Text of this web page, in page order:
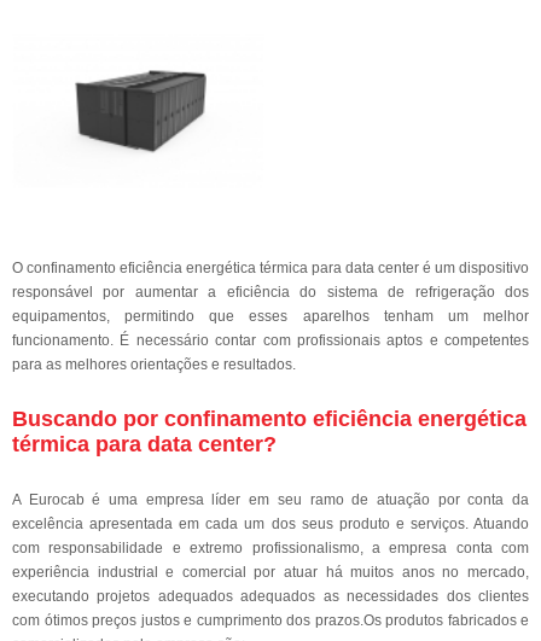
O confinamento eficiência energética térmica para data center é um dispositivo
responsável por aumentar a eficiência do sistema de refrigeração dos
equipamentos, permitindo que esses aparelhos tenham um melhor
funcionamento. É necessário contar com profissionais aptos e competentes
para as melhores orientações e resultados.
Buscando por confinamento eficiência energética
térmica para data center?
A Eurocab é uma empresa líder em seu ramo de atuação por conta da
excelência apresentada em cada um dos seus produto e serviços. Atuando
com responsabilidade e extremo profissionalismo, a empresa conta com
experiência industrial e comercial por atuar há muitos anos no mercado,
executando projetos adequados adequados as necessidades dos clientes
com ótimos preços justos e cumprimento dos prazos.Os produtos fabricados e